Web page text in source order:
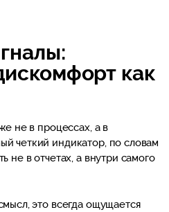
как
не в процессах, а в
четкий индикатор, по словам
не в отчетах, а внутри самого
это всегда ощущается